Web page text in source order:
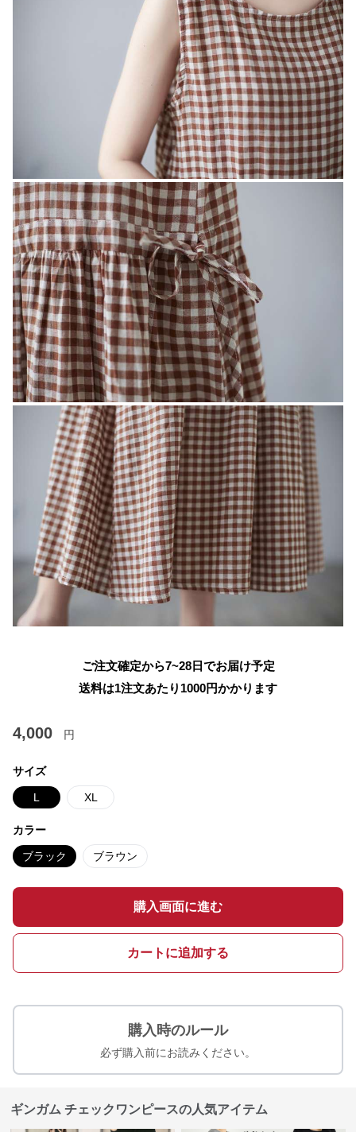
ご注文確定から7~28日でお届け予定
送料は1注文あたり 1000円かかります
4,000 円
サイズ
L XL
カラー
ブラック ブラウン
購入画面に進む
カートに追加する
購入時のルール
必ず購入前にお読みください。
ギンガム チェックワンピースの人気アイテム